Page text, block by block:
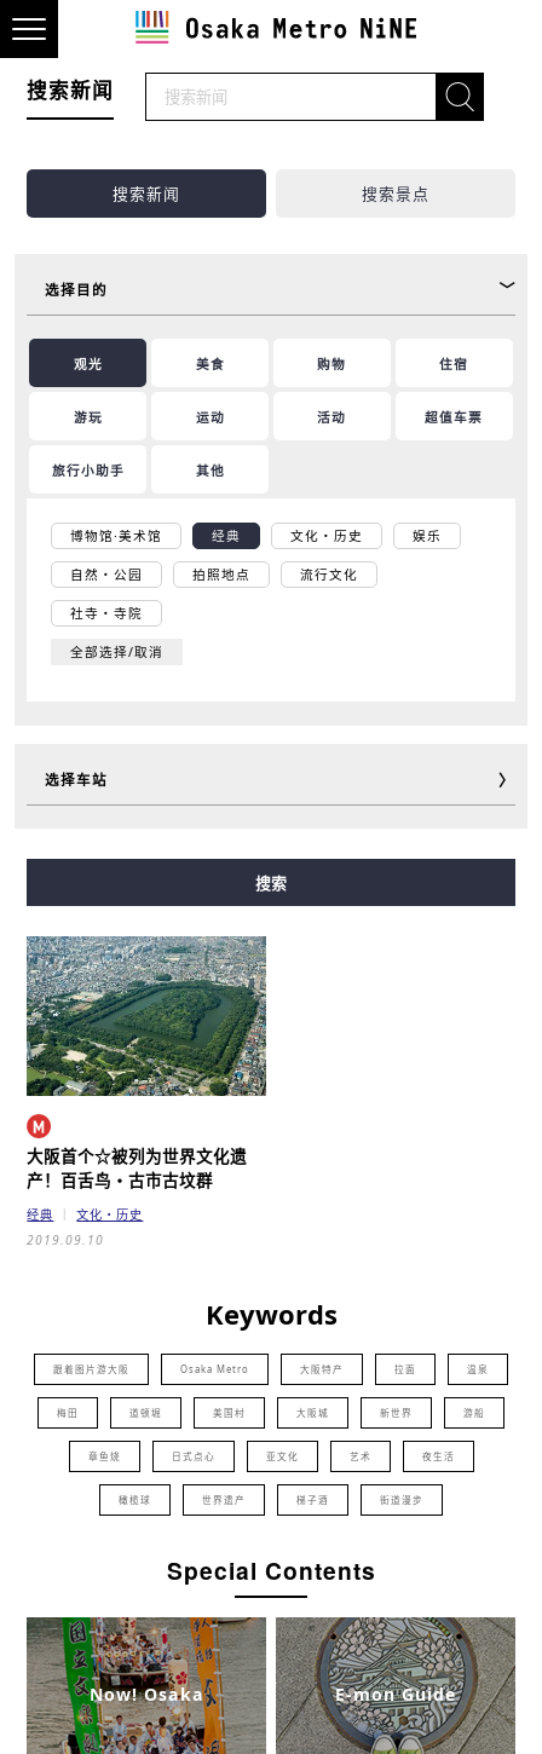
搜索新闻
搜索新闻 搜索景点
选择目的
观光 美食 购物 住宿
游玩 运动 活动 超值车票
旅行小助手 其他
博物馆·美术馆 经典 文化・历史 娱乐
自然・公园 拍照地点 流行文化
社寺・寺院
全部选择/取消
选择车站
搜索
大阪首个☆被列为世界文化遗
产！百舌鸟・古市古坟群
经典
文化・历史
2019.09.10
Keywords
跟着图片游大阪 Osaka Metro 大阪特产 拉面 温泉
梅田 道顿堀 美国村 大阪城 新世界 游船
章鱼烧 日式点心 亚文化 艺术 夜生活
橄榄球 世界遗产 梯子酒 街道漫步
Special Contents
Now! Osaka E-mon Guide